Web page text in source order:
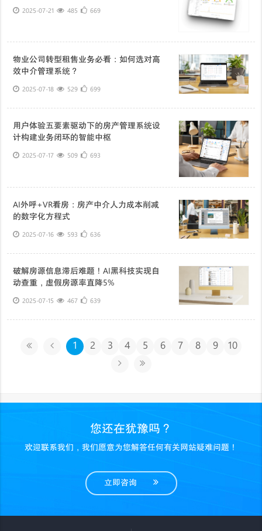
2025-07-21 485 669
物业公司转型租售业务必看：如何选对高
效中介管理系统？
2025-07-18 529 699
用户体验五要素驱动下的房产管理系统设
计构建业务闭环的智能中枢
2025-07-17 509 693
AI外呼+VR看房：房产中介人力成本削减
的数字化方程式
2025-07-16 593 636
破解房源信息滞后难题！AI黑科技实现自
动查重，虚假房源率直降5%
2025-07-15 467 639
1 2 3 4 5 6 7 8 9 10
您还在犹豫吗？
欢迎联系我们，我们愿意为您解答任何有关网站疑难问题！
立即咨询